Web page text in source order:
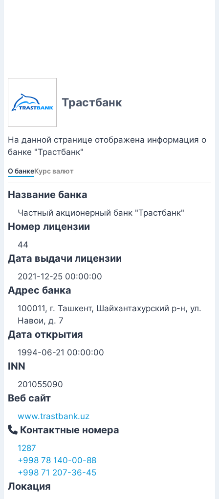
Трастбанк
На данной странице отображена информация о
банке "Трастбанк"
О банкеКурс валют
Название банка
Частный акционерный банк "Трастбанк"
Номер лицензии
44
Дата выдачи лицензии
2021-12-25 00:00:00
Адрес банка
100011, г. Ташкент, Шайхантахурский р-н, ул.
Навои, д. 7
Дата открытия
1994-06-21 00:00:00
INN
201055090
Веб сайт
www.trastbank.uz
Контактные номера
1287
+998 78 140-00-88
+998 71 207-36-45
Локация